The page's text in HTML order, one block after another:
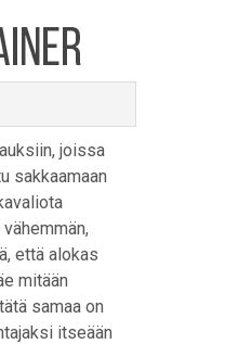
joissa
sakkaamaan
että alokas
mitään
samaa on
itseään